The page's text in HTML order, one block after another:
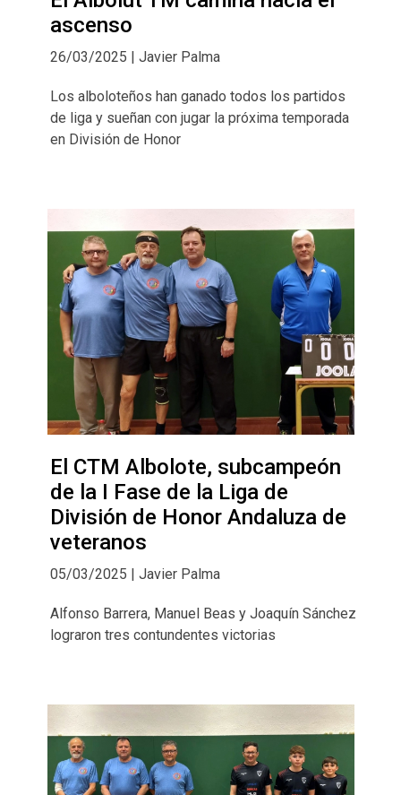
ascenso
26/03/2025 | Javier Palma
Los alboloteños han ganado todos los partidos
de liga y sueñan con jugar la próxima temporada
en División de Honor
El CTM Albolote, subcampeón
de la I Fase de la Liga de
División de Honor Andaluza de
veteranos
05/03/2025 | Javier Palma
Alfonso Barrera, Manuel Beas y Joaquín Sánchez
lograron tres contundentes victorias